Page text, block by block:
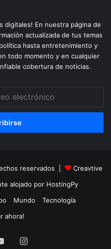
digitales! En nuestra página de
actualizada de tus temas
hasta entretenimiento y
todo momento y en cualquier
cobertura de noticias.
reservados |
Creavtive
alojado por HostingPy
Mundo
Tecnología
ahora!
YouTubeInstagram